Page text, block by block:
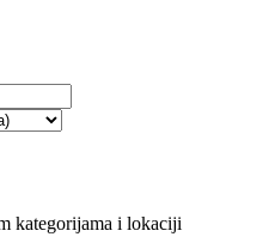
kategorijama i lokaciji